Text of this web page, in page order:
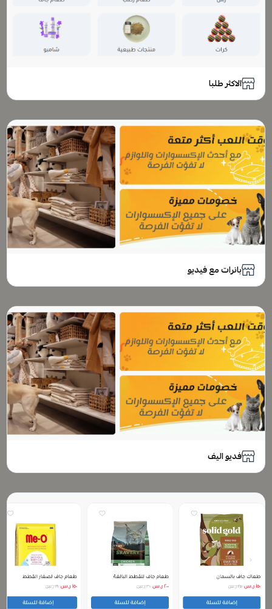
الاكثر طلبا
بانرات مع فيديو
فديو اليف